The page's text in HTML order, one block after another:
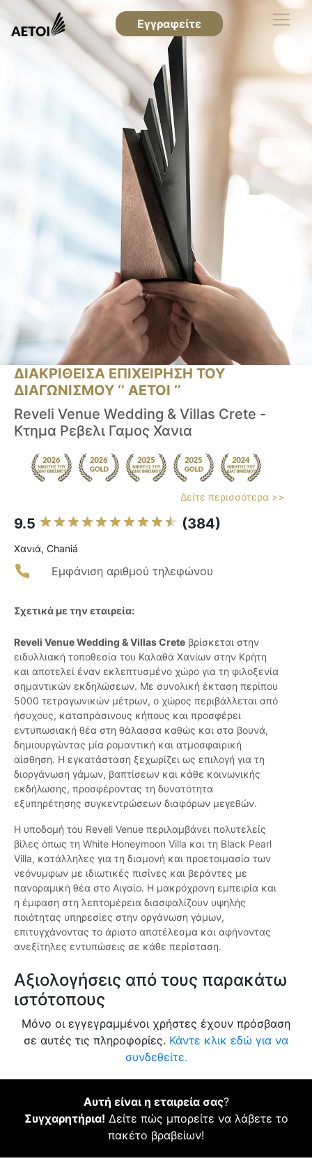
Εγγραφείτε
ΔΙΑΚΡΙΘΕΙΣΑ ΕΠΙΧΕΙΡΗΣΗ ΤΟΥ
ΔΙΑΓΩΝΙΣΜΟΥ ‘’ ΑΕΤΟΙ ‘’
Reveli Venue Wedding & Villas Crete -
Κτημα Ρεβελι Γαμος Χανια
Δείτε περισσότερα >>
9.5 (384)
Χανιά, Chaniá
Εμφάνιση αριθμού τηλεφώνου
Σχετικά με την εταιρεία:
Reveli Venue Wedding & Villas Crete βρίσκεται στην
ειδυλλιακή τοποθεσία του Καλαθά Χανίων στην Κρήτη
και αποτελεί έναν εκλεπτυσμένο χώρο για τη φιλοξενία
σημαντικών εκδηλώσεων. Με συνολική έκταση περίπου
5000 τετραγωνικών μέτρων, ο χώρος περιβάλλεται από
ήσυχους, καταπράσινους κήπους και προσφέρει
εντυπωσιακή θέα στη θάλασσα καθώς και στα βουνά,
δημιουργώντας μία ρομαντική και ατμοσφαιρική
αίσθηση. Η εγκατάσταση ξεχωρίζει ως επιλογή για τη
διοργάνωση γάμων, βαπτίσεων και κάθε κοινωνικής
εκδήλωσης, προσφέροντας τη δυνατότητα
εξυπηρέτησης συγκεντρώσεων διαφόρων μεγεθών.
Η υποδομή του Reveli Venue περιλαμβάνει πολυτελείς
βίλες όπως τη White Honeymoon Villa και τη Black Pearl
Villa, κατάλληλες για τη διαμονή και προετοιμασία των
νεόνυμφων με ιδιωτικές πισίνες και βεράντες με
πανοραμική θέα στο Αιγαίο. Η μακρόχρονη εμπειρία και
η έμφαση στη λεπτομέρεια διασφαλίζουν υψηλής
ποιότητας υπηρεσίες στην οργάνωση γάμων,
επιτυγχάνοντας το άριστο αποτέλεσμα και αφήνοντας
ανεξίτηλες εντυπώσεις σε κάθε περίσταση.
Αξιολογήσεις από τους παρακάτω
ιστότοπους
Μόνο οι εγγεγραμμένοι χρήστες έχουν πρόσβαση
σε αυτές τις πληροφορίες. Κάντε κλικ εδώ για να
συνδεθείτε.
Αυτή είναι η εταιρεία σας?
Συγχαρητήρια! Δείτε πώς μπορείτε να λάβετε το
πακέτο βραβείων!